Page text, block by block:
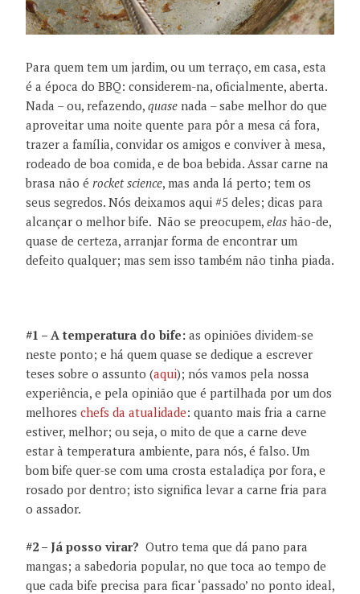
Para quem tem um jardim, ou um terraço, em casa, esta
é a época do BBQ: considerem-na, oficialmente, aberta.
Nada – ou, refazendo, quase nada – sabe melhor do que
aproveitar uma noite quente para pôr a mesa cá fora,
trazer a família, convidar os amigos e conviver à mesa,
rodeado de boa comida, e de boa bebida. Assar carne na
brasa não é rocket science, mas anda lá perto; tem os
seus segredos. Nós deixamos aqui #5 deles; dicas para
alcançar o melhor bife. Não se preocupem, elas hão-de,
quase de certeza, arranjar forma de encontrar um
defeito qualquer; mas sem isso também não tinha piada.
#1 – A temperatura do bife: as opiniões dividem-se
neste ponto; e há quem quase se dedique a escrever
teses sobre o assunto (aqui); nós vamos pela nossa
experiência, e pela opinião que é partilhada por um dos
melhores chefs da atualidade: quanto mais fria a carne
estiver, melhor; ou seja, o mito de que a carne deve
estar à temperatura ambiente, para nós, é falso. Um
bom bife quer-se com uma crosta estaladiça por fora, e
rosado por dentro; isto significa levar a carne fria para
o assador.
#2 – Já posso virar? Outro tema que dá pano para
mangas; a sabedoria popular, no que toca ao tempo de
que cada bife precisa para ficar ‘passado’ no ponto ideal,